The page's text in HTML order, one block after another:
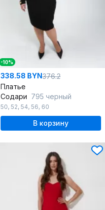
-10%
338.58 BYN376.2
Платье
Содари 795 черный
50, 52, 54, 56, 60
В корзину